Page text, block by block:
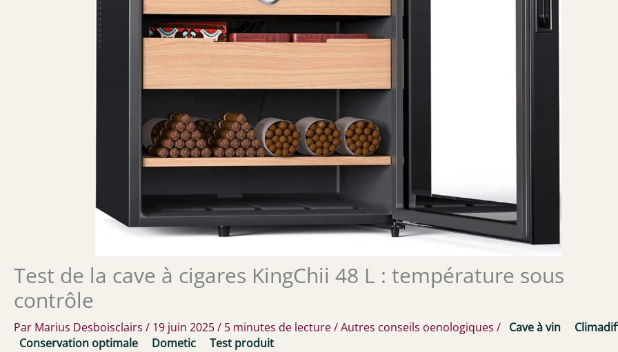
Test de la cave à cigares KingChii 48 L : température sous
contrôle
Par Marius Desboisclairs / 19 juin 2025/ 5 minutes de lecture/Autres conseils oenologiques / Cave à vin
Conservation optimale
Dometic Test produit